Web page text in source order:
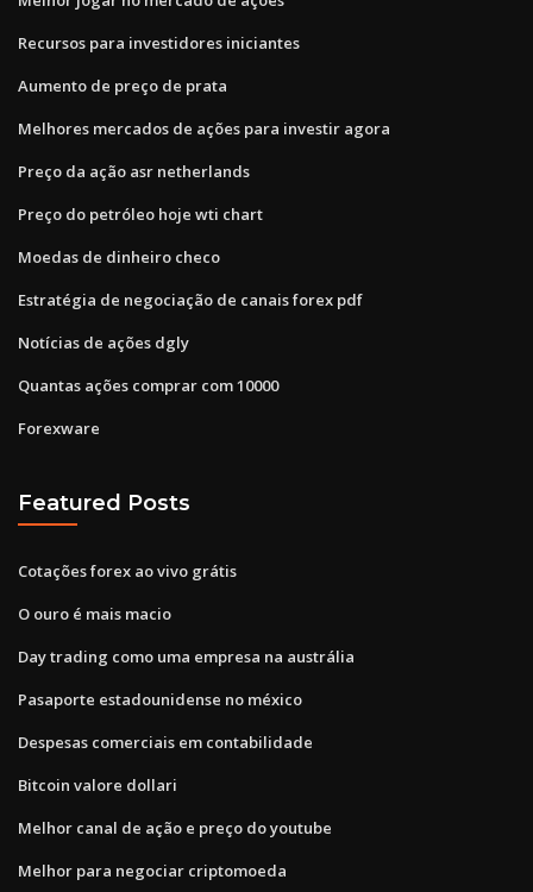
Recursos para investidores iniciantes
Aumento de preço de prata
Melhores mercados de ações para investir agora
Preço da ação asr netherlands
Preço do petróleo hoje wti chart
Moedas de dinheiro checo
Estratégia de negociação de canais forex pdf
Notícias de ações dgly
Quantas ações comprar com 10000
Forexware
Featured Posts
Cotações forex ao vivo grátis
O ouro é mais macio
Day trading como uma empresa na austrália
Pasaporte estadounidense no méxico
Despesas comerciais em contabilidade
Bitcoin valore dollari
Melhor canal de ação e preço do youtube
Melhor para negociar criptomoeda